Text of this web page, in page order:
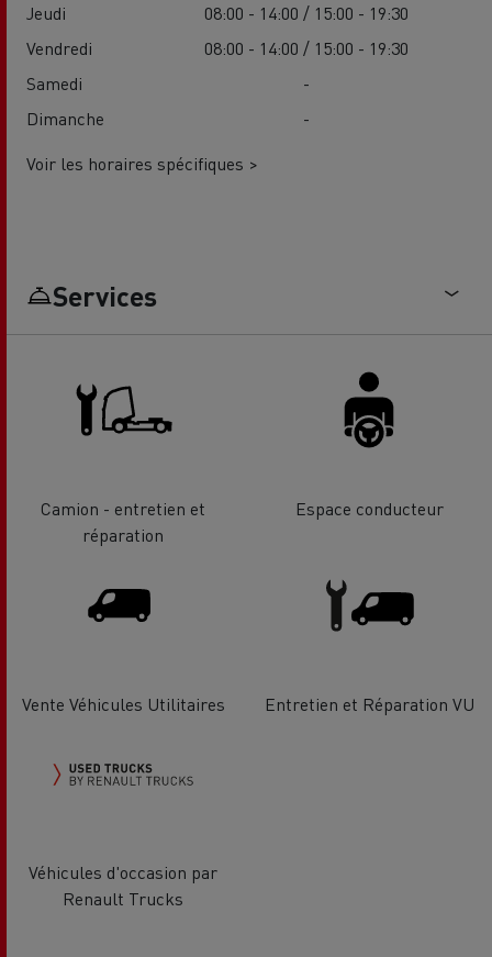
Jeudi
08:00 - 14:00 / 15:00 - 19:30
Vendredi
08:00 - 14:00 / 15:00 - 19:30
Samedi
-
Dimanche
-
Voir les horaires spécifiques >
Services
Camion - entretien et
réparation
Espace conducteur
Vente Véhicules Utilitaires Entretien et Réparation VU
Véhicules d'occasion par
Renault Trucks